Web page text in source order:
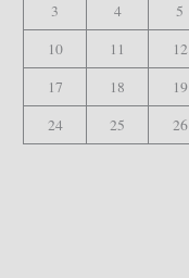
3
4 5
10
11 12
17
18 19
24
25 26